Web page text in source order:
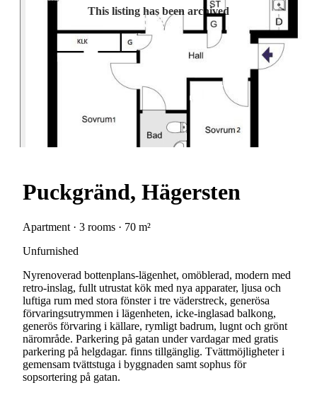
This listing has been archived
Puckgränd, Hägersten
Apartment · 3 rooms · 70 m²
Unfurnished
Nyrenoverad bottenplans-lägenhet, omöblerad, modern med
retro-inslag, fullt utrustat kök med nya apparater, ljusa och
luftiga rum med stora fönster i tre väderstreck, generösa
förvaringsutrymmen i lägenheten, icke-inglasad balkong,
generös förvaring i källare, rymligt badrum, lugnt och grönt
närområde. Parkering på gatan under vardagar med gratis
parkering på helgdagar. finns tillgänglig. Tvättmöjligheter i
gemensam tvättstuga i byggnaden samt sophus för
sopsortering på gatan.